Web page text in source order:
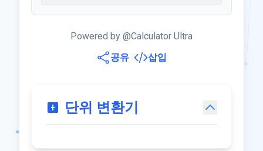
Powered by @Calculator Ultra
공유
삽입
단위 변환기